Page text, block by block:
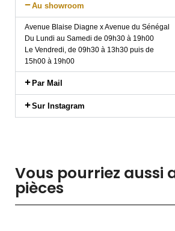
Au showroom
Avenue Blaise Diagne x Avenue du Sénégal
Du Lundi au Samedi de 09h30 à 19h00
Le Vendredi, de 09h30 à 13h30 puis de
15h00 à 19h00
Par Mail
Sur Instagram
Vous pourriez aussi
pièces